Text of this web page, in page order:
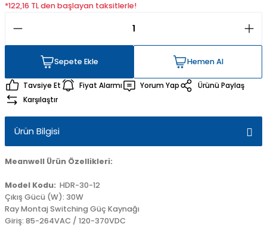
*122,16 TL den başlayan taksitlerle!
Sepete Ekle
Hemen Al
Hemen Al
Tavsiye Et Fiyat Alarmı Yorum Yap
Ürünü Paylaş
Karşılaştır
Ürün Bilgisi
Meanwell Ürün Özellikleri:
Model Kodu: HDR-30-12
Çıkış Gücü (W): 30W
Ray Montaj Switching Güç Kaynağı
Giriş: 85-264VAC / 120-370VDC